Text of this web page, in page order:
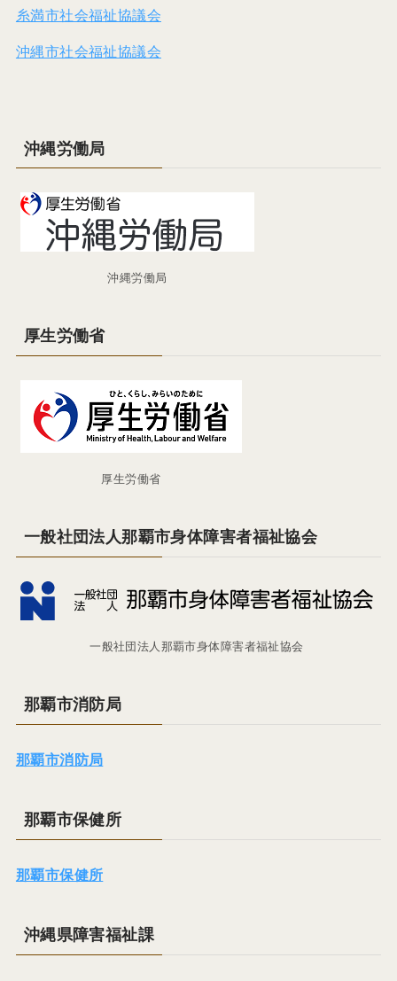
糸満市社会福祉協議会
沖縄市社会福祉協議会
沖縄労働局
沖縄労働局
厚生労働省
厚生労働省
一般社団法人那覇市身体障害者福祉協会
一般社団法人那覇市身体障害者福祉協会
那覇市消防局
那覇市消防局
那覇市保健所
那覇市保健所
沖縄県障害福祉課